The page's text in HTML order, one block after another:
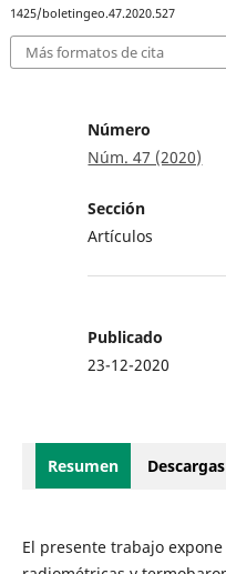
1425/boletingeo.47.2020.527
Más formatos de cita
Número
Núm. 47 (2020)
Sección
Artículos
Publicado
23-12-2020
Resumen Descargas
El presente trabajo